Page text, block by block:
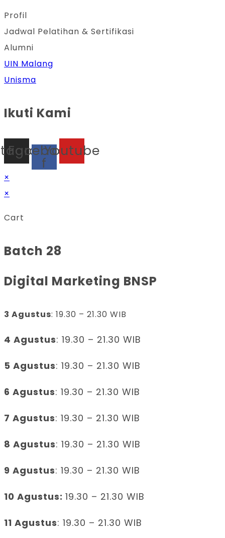
Profil
Jadwal Pelatihan & Sertifikasi
Alumni
UIN Malang
Unisma
Ikuti Kami
Facebook-
f
Youtube
×
×
Cart
Batch 28
Digital Marketing BNSP
3 Agustus: 19.30 – 21.30 WIB
4 Agustus: 19.30 – 21.30 WIB
5 Agustus: 19.30 – 21.30 WIB
6 Agustus: 19.30 – 21.30 WIB
7 Agustus: 19.30 – 21.30 WIB
8 Agustus: 19.30 – 21.30 WIB
9 Agustus: 19.30 – 21.30 WIB
10 Agustus: 19.30 – 21.30 WIB
11 Agustus: 19.30 – 21.30 WIB